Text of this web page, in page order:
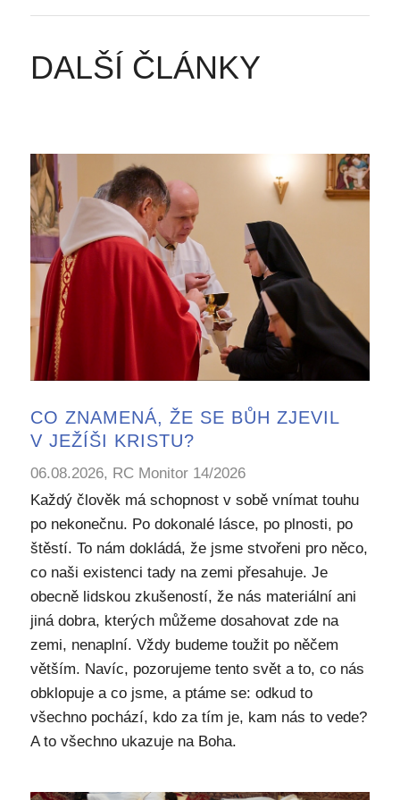
DALŠÍ ČLÁNKY
CO ZNAMENÁ, ŽE SE BŮH ZJEVIL
V JEŽÍŠI KRISTU?
06.08.2026, RC Monitor 14/2026
Každý člověk má schopnost v sobě vnímat touhu
po nekonečnu. Po dokonalé lásce, po plnosti, po
štěstí. To nám dokládá, že jsme stvořeni pro něco,
co naši existenci tady na zemi přesahuje. Je
obecně lidskou zkušeností, že nás materiální ani
jiná dobra, kterých můžeme dosahovat zde na
zemi, nenaplní. Vždy budeme toužit po něčem
větším. Navíc, pozorujeme tento svět a to, co nás
obklopuje a co jsme, a ptáme se: odkud to
všechno pochází, kdo za tím je, kam nás to vede?
A to všechno ukazuje na Boha.